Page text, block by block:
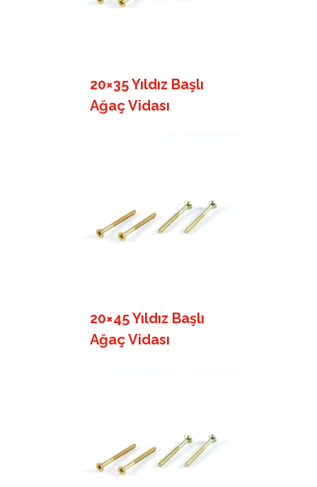
20×35 Yıldız Başlı
Ağaç Vidası
20×45 Yıldız Başlı
Ağaç Vidası